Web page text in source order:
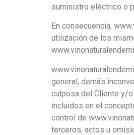
suministro eléctrico o
En consecuencia,
utilización de los
general, demás
culposa del Cliente y/
incluidos en el
control de
terceros, actos u